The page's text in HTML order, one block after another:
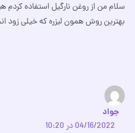
سلام من از روغن نارگیل استفاده کردم
بهترین روش همون لیزره که خیلی زود
جواد
04/16/2022 در 10:20